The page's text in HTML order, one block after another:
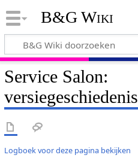
B&G Wiki
Service Salon:
versiegeschiedenis
Logboek voor deze pagina bekijken